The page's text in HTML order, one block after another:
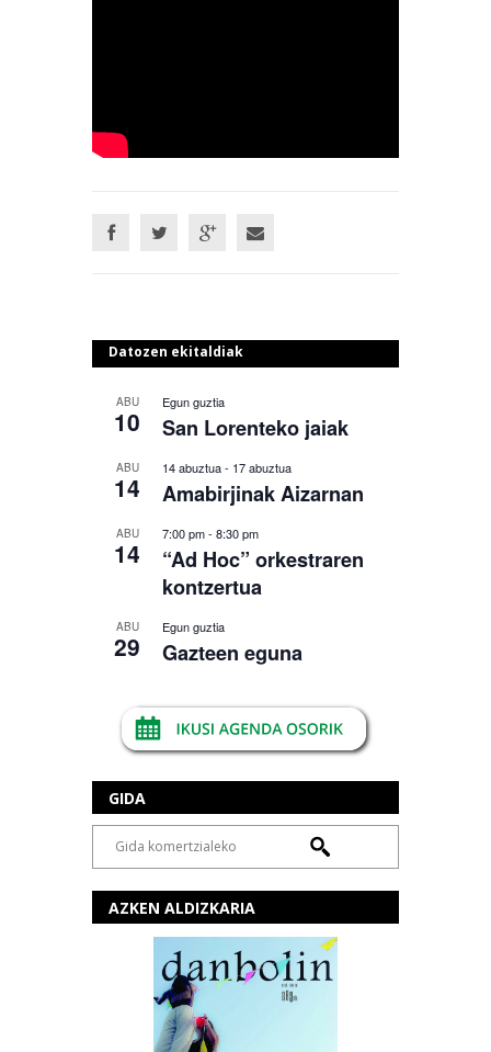
Datozen ekitaldiak
ABU
10
Egun guztia
San Lorenteko jaiak
ABU
14
14 abuztua- 17 abuztua
Amabirjinak Aizarnan
ABU
14
7:00 pm- 8:30 pm
“Ad Hoc” orkestraren
kontzertua
ABU
29
Egun guztia
Gazteen eguna
GIDA
AZKEN ALDIZKARIA